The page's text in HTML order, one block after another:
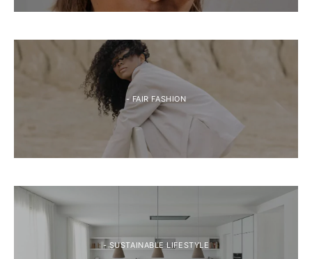
- FAIR FASHION
- SUSTAINABLE LIFESTYLE